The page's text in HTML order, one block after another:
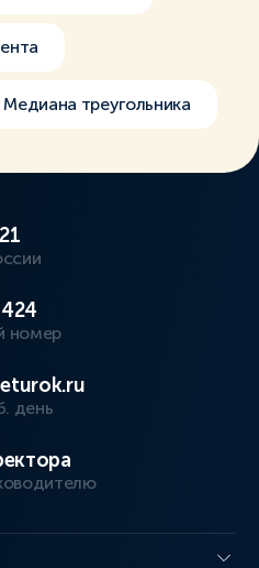
Медиана треугольника
номер
день